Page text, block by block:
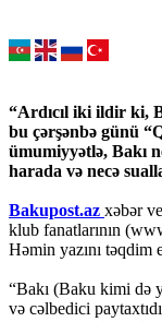
“Ardıcıl iki ildir ki,
bu çərşənbə günü
ümumiyyətlə, Bakı
harada və necə
Bakupost.az xəbər
klub fanatlarının
Həmin yazını təqdim
“Bakı (Baku kimi də
və cəlbedici